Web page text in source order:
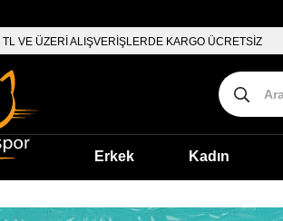
VE ÜZERİ ALIŞVERİŞLERDE KARGO ÜCRETSİZ
Erkek Kadın